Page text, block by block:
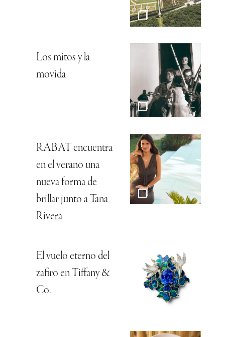
Los mitos y la
movida
RABAT encuentra
en el verano una
nueva forma de
brillar junto a Tana
Rivera
El vuelo eterno del
zafiro en Tiffany &
Co.